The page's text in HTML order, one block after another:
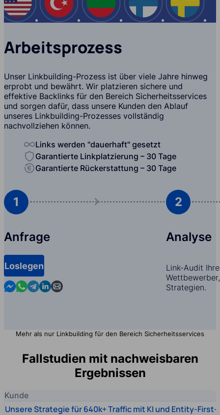
USA Türkei Bulgarien Finnland
Arbeitsprozess
Unser Linkbuilding-Prozess ist über viele Jahre hinweg
erprobt und bewährt. Wir platzieren sichere und
effektive Backlinks für den Bereich Sicherheitsservices
und sorgen dafür, dass unsere Kunden den Ablauf
unseres Linkbuilding-Prozesses vollständig
nachvollziehen können.
Links werden "dauerhaft" gesetzt
Garantierte Linkplatzierung – 30 Tage
Garantierte Rückerstattung – 30 Tage
1
Anfrage
Loslegen
Contact us in Messenger
Contact us in WhatsApp
Contact us in Telegram
Contact us in Linkedin
Contact us by email
2
Analyse
Link-Audit
Strategien.
Mehr als nur Linkbuilding für den Bereich Sicherheitsservices
Fallstudien mit nachweisbaren
Ergebnissen
Kunde
Unsere Strategie für 640k+ Traffic mit KI und Entity-